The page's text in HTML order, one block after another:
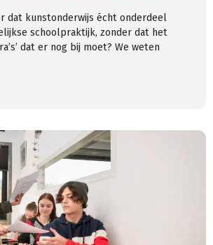
dat kunstonderwijs écht onderdeel
schoolpraktijk, zonder dat het
dat er nog bij moet? We weten